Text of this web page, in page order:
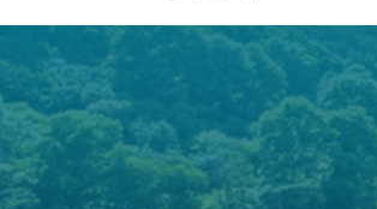
초대의 글
행사안내
전문가 그룹